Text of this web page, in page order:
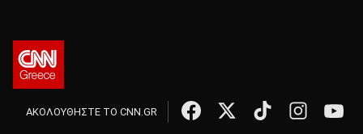
ΑΚΟΛΟΥΘΗΣΤΕ ΤΟ CNN.GR